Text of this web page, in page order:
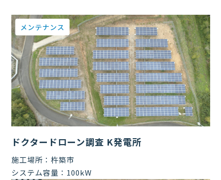
メンテナンス
ドクタードローン調査 K発電所
施工場所： 杵築市
システム容量： 100kW